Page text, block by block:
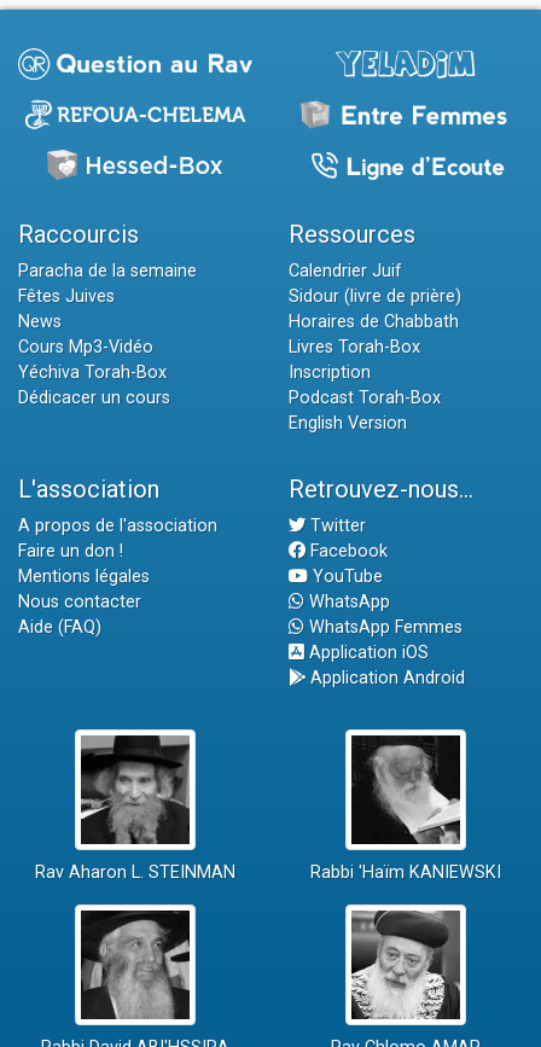
Raccourcis
Paracha de la semaine
Fêtes Juives
News
Cours Mp3-Vidéo
Yéchiva Torah-Box
Dédicacer un cours
Ressources
Calendrier Juif
Sidour (livre de prière)
Horaires de Chabbath
Livres Torah-Box
Inscription
Podcast Torah-Box
English Version
L'association
A propos de l'association
Faire un don !
Mentions légales
Nous contacter
Aide (FAQ)
Retrouvez-nous...
Twitter
Facebook
YouTube
WhatsApp
WhatsApp Femmes
Application iOS
Application Android
Rav Aharon L. STEINMAN Rabbi 'Haïm KANIEWSKI